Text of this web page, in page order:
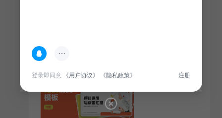
热门专题
登录即同意 《用户协议》 《隐私政策》 注册